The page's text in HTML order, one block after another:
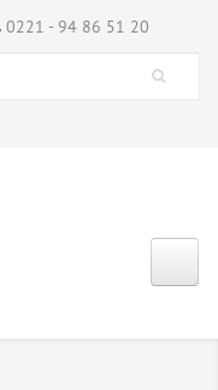
0221 - 94 86 51 20